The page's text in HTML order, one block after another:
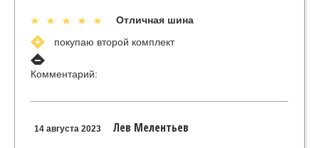
Отличная шина
покупаю второй комплект
Комментарий:
14 августа 2023 Лев Мелентьев